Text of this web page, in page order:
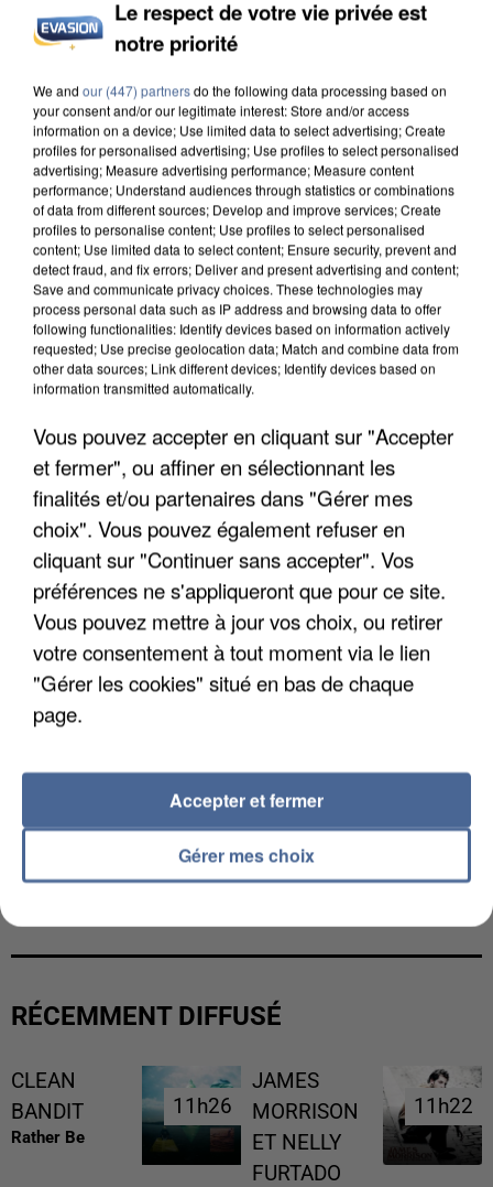
INCENDIES : L’ÎLE-DE-FRANCE LANCE UN ÉLAN
DE SOLIDARITÉ AVEC LES...
APRÈS TOUTES CES CANICULES, LES REFUGES
DE FAUNE SAUVAGE SONT...
L’UN DES FONDATEURS SUPPOSÉS DE LA DZ
RÉCEMMENT DIFFUSÉ
CLEAN
BANDIT
Rather Be
11h26
11h26
JAMES
MORRISON
ET NELLY
FURTADO
11h22
11h22
Le respect de votre vie privée est
notre priorité
We and our (447) partnersdo the following data processing based on
your consent and/or our legitimate interest: Store and/or access
information on a device; Use limited data to select advertising; Create
profiles for personalised advertising; Use profiles to select personalised
advertising; Measure advertising performance; Measure content
performance; Understand audiences through statistics or combinations
of data from different sources; Develop and improve services; Create
profiles to personalise content; Use profiles to select personalised
content; Use limited data to select content; Ensure security, prevent and
detect fraud, and fix errors; Deliver and present advertising and content;
Save and communicate privacy choices. These technologies may
process personal data such as IP address and browsing data to offer
following functionalities: Identify devices based on information actively
requested; Use precise geolocation data; Match and combine data from
other data sources; Link different devices; Identify devices based on
information transmitted automatically.
Vous pouvez accepter en cliquant sur "Accepter
et fermer", ou affiner en sélectionnant les
finalités et/ou partenaires dans "Gérer mes
choix". Vous pouvez également refuser en
cliquant sur "Continuer sans accepter". Vos
préférences ne s'appliqueront que pour ce site.
Vous pouvez mettre à jour vos choix, ou retirer
votre consentement à tout moment via le lien
"Gérer les cookies" situé en bas de chaque
page.
Gérer mes choix
Accepter et fermer